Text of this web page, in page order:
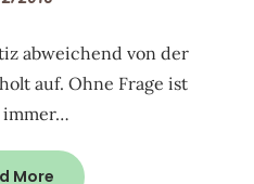
abweichend von der
auf. Ohne Frage ist
immer…
More